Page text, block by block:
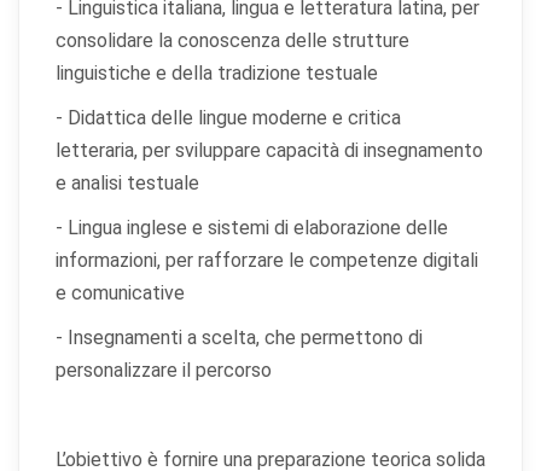
- Linguistica italiana, lingua e letteratura latina, per
consolidare la conoscenza delle strutture
linguistiche e della tradizione testuale
- Didattica delle lingue moderne e critica
letteraria, per sviluppare capacità di insegnamento
e analisi testuale
- Lingua inglese e sistemi di elaborazione delle
informazioni, per rafforzare le competenze digitali
e comunicative
- Insegnamenti a scelta, che permettono di
personalizzare il percorso
L’obiettivo è fornire una preparazione teorica solida